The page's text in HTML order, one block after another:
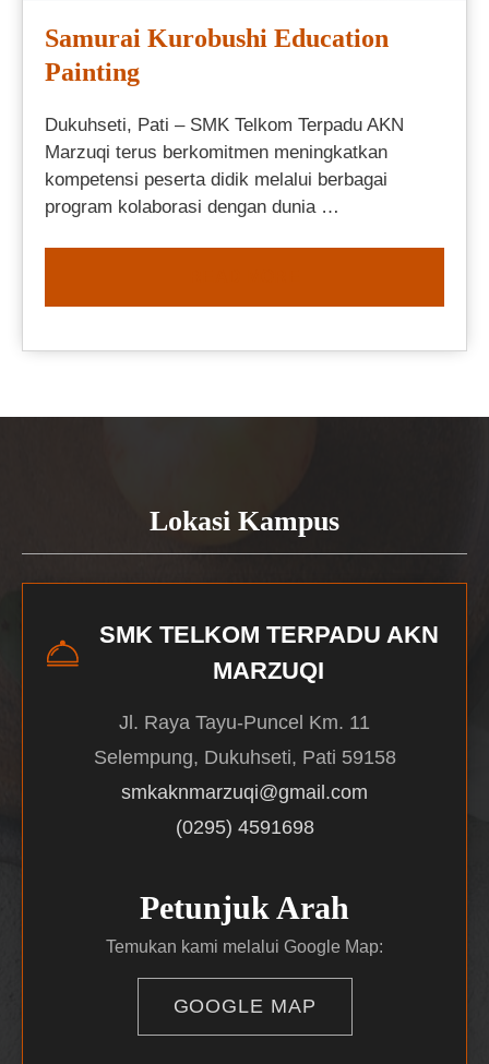
Samurai Kurobushi Education
Painting
Dukuhseti, Pati – SMK Telkom Terpadu AKN
Marzuqi terus berkomitmen meningkatkan
kompetensi peserta didik melalui berbagai
program kolaborasi dengan dunia …
Lokasi Kampus
SMK TELKOM TERPADU AKN
MARZUQI
Jl. Raya Tayu-Puncel Km. 11
Selempung, Dukuhseti, Pati 59158
smkaknmarzuqi@gmail.com
(0295) 4591698
Petunjuk Arah
Temukan kami melalui Google Map:
GOOGLE MAP